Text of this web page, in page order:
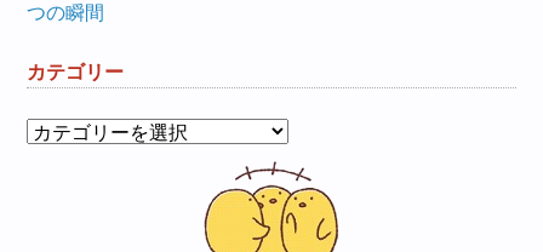
つの瞬間
カテゴリー
カ